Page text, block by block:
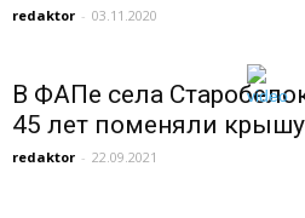
redaktor - 03.11.2020
В ФАПе села
45 лет поменяли крышу
redaktor - 22.09.2021